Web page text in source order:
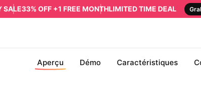
SALE33% OFF +1 FREE MONTHLIMITED TIME DEAL
Aperçu Démo Caractéristiques